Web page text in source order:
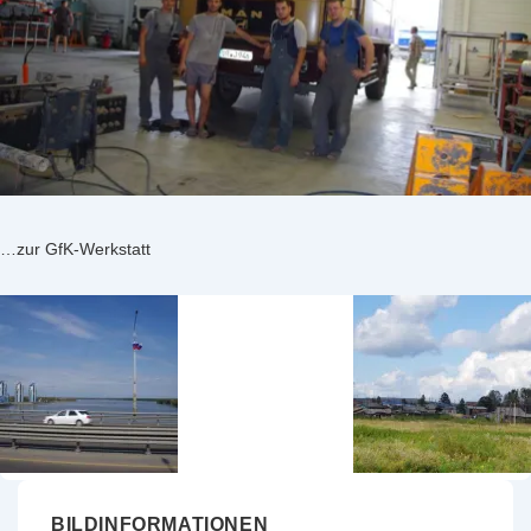
…zur GfK-Werkstatt
BILDINFORMATIONEN